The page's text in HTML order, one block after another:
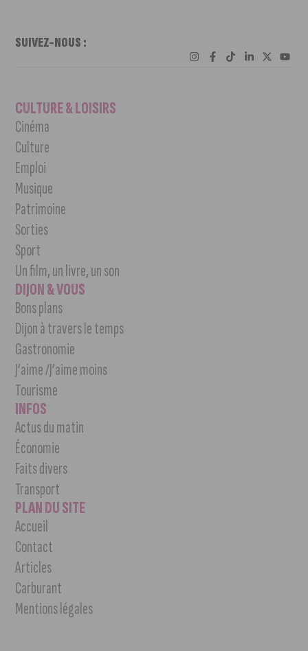
SUIVEZ-NOUS :
CULTURE & LOISIRS
Cinéma
Culture
Emploi
Musique
Patrimoine
Sorties
Sport
Un film, un livre, un son
DIJON & VOUS
Bons plans
Dijon à travers le temps
Gastronomie
J’aime /J’aime moins
Tourisme
INFOS
Actus du matin
Économie
Faits divers
Transport
PLAN DU SITE
Accueil
Contact
Articles
Carburant
Mentions légales